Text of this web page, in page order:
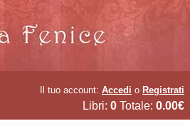
Il tuo account: Accedi o Registrati
Libri: 0 Totale: 0.00€